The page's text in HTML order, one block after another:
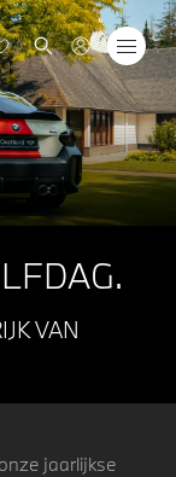
VAN
jaarlijkse